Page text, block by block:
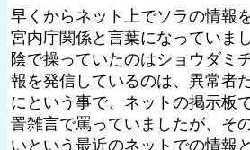
早くからネット上でソラの情報
宮内庁関係と言葉になっていまし
陰で操っていたのはショウダミ
報を発信しているのは、異常者
にという事で、ネットの掲示板
詈雑言で罵っていましたが、そ
いという最近のネットでの情報